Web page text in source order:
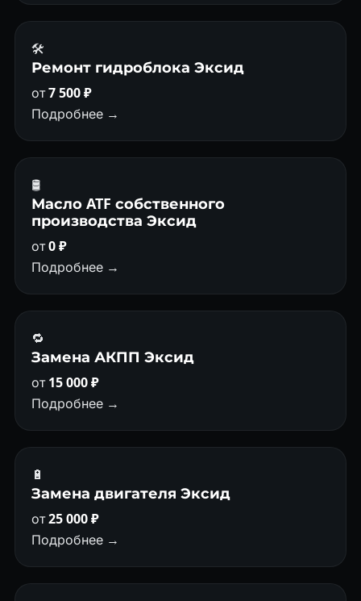
🛠️
Ремонт гидроблока Эксид
от7 500 ₽
Подробнее →
🛢
Масло ATF собственного
производства Эксид
от0 ₽
Подробнее →
🔁
Замена АКПП Эксид
от15 000 ₽
Подробнее →
🔋
Замена двигателя Эксид
от25 000 ₽
Подробнее →